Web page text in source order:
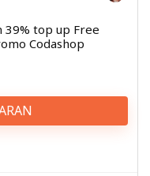
top up Free
Codashop